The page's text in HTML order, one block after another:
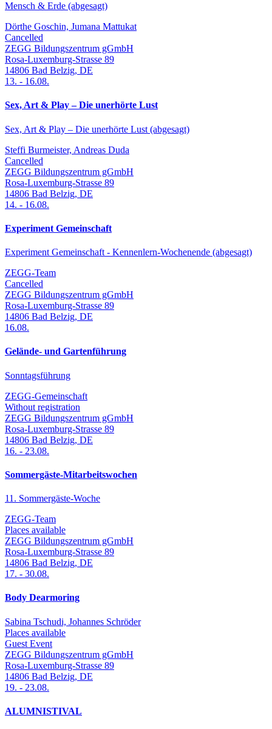
Mensch & Erde (abgesagt)
Dörthe Goschin, Jumana Mattukat
Cancelled
ZEGG Bildungszentrum gGmbH
Rosa-Luxemburg-Strasse 89
14806 Bad Belzig, DE
13. - 16.08.
Sex, Art & Play – Die unerhörte Lust
Sex, Art & Play – Die unerhörte Lust (abgesagt)
Steffi Burmeister, Andreas Duda
Cancelled
ZEGG Bildungszentrum gGmbH
Rosa-Luxemburg-Strasse 89
14806 Bad Belzig, DE
14. - 16.08.
Experiment Gemeinschaft
Experiment Gemeinschaft - Kennenlern-Wochenende (abgesagt)
ZEGG-Team
Cancelled
ZEGG Bildungszentrum gGmbH
Rosa-Luxemburg-Strasse 89
14806 Bad Belzig, DE
16.08.
Gelände- und Gartenführung
Sonntagsführung
ZEGG-Gemeinschaft
Without registration
ZEGG Bildungszentrum gGmbH
Rosa-Luxemburg-Strasse 89
14806 Bad Belzig, DE
16. - 23.08.
Sommergäste-Mitarbeitswochen
11. Sommergäste-Woche
ZEGG-Team
Places available
ZEGG Bildungszentrum gGmbH
Rosa-Luxemburg-Strasse 89
14806 Bad Belzig, DE
17. - 30.08.
Body Dearmoring
Sabina Tschudi, Johannes Schröder
Places available
Guest Event
ZEGG Bildungszentrum gGmbH
Rosa-Luxemburg-Strasse 89
14806 Bad Belzig, DE
19. - 23.08.
ALUMNISTIVAL